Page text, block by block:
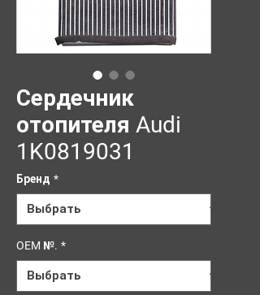
Сердечник
отопителя Audi
1K0819031
Бренд *
OEM №. *